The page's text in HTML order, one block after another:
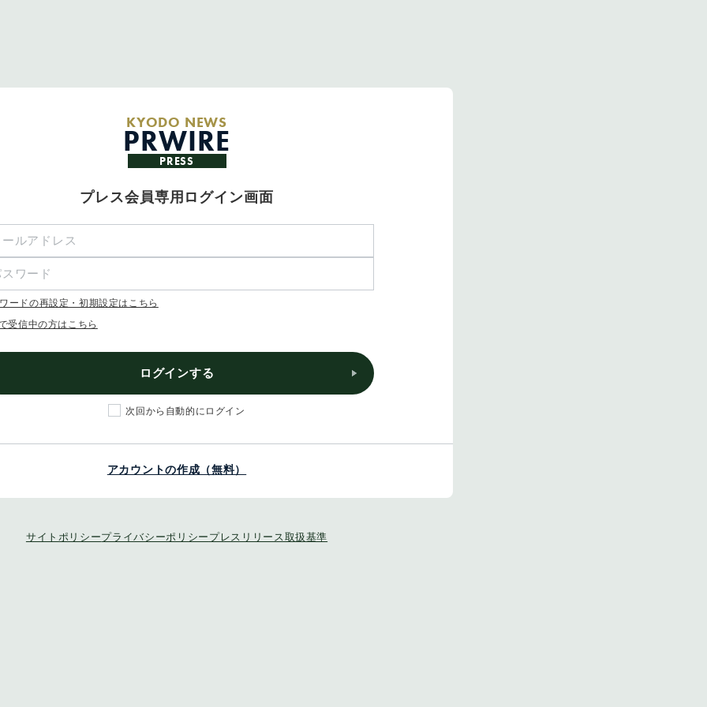
KYODO NEWS
PRWIRE
PRESS
プレス会員専用ログイン画面
ードの再設定・初期設定はこちら
受信中の方はこちら
ログインする
次回から自動的にログイン
アカウントの作成（無料）
サイトポリシープライバシーポリシー プレスリリース取扱基準